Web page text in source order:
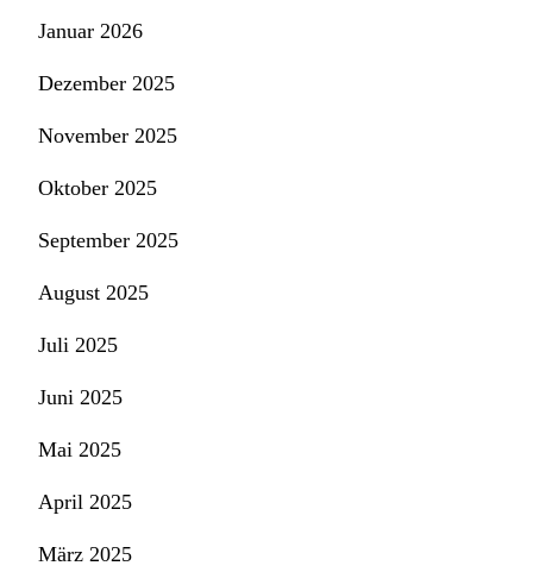
Januar 2026
Dezember 2025
November 2025
Oktober 2025
September 2025
August 2025
Juli 2025
Juni 2025
Mai 2025
April 2025
März 2025